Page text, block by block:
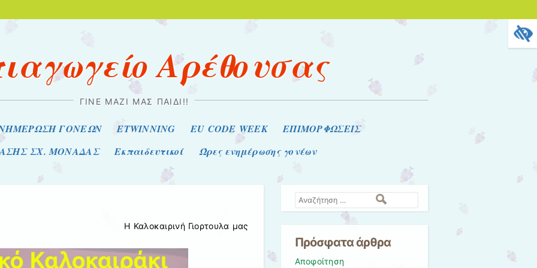
Αρέθουσας
ΓΊΝΕ ΜΑΖΊ ΜΑΣ ΠΑΙΔΊ!!
ΓΟΝΕΩΝ ETWINNING ΕU CODE WEEK
ΕΠΙΜΟΡΦΩΣΕΙΣ
ΣΧ. ΜΟΝΑΔΑΣ
Εκπαιδευτικοί Ώρες ενημέρωσης γονέων
Η Καλοκαιρινή Γιορτουλα μας
Αναζήτηση
Πρόσφατα άρθρα
Αποφοίτηση